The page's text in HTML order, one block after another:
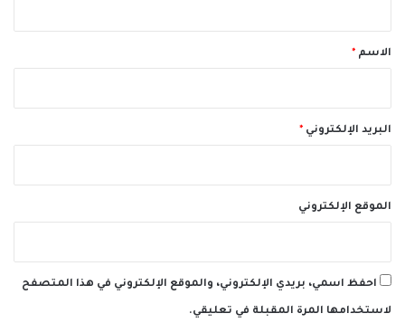
*الاسم *
البريد الإلكتروني *
الموقع الإلكتروني
احفظ اسمي، بريدي الإلكتروني، والموقع الإلكتروني في هذا المتصفح
لاستخدامها المرة المقبلة في تعليقي.